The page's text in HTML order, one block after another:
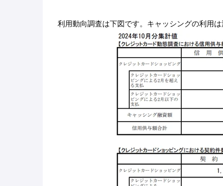
利用動向調査は下図です。キャッシングの利用